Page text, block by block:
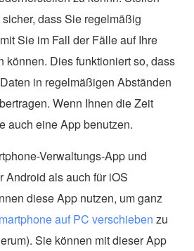
dass Sie regelmäßig
Sie im Fall der Fälle auf Ihre
können. Dies funktioniert so, dass
in regelmäßigen Abständen
Wenn Ihnen die Zeit
auch eine App benutzen.
Verwaltungs-App und
Android als auch für iOS
diese App nutzen, um ganz
auf PC verschieben zu
Sie können mit dieser App